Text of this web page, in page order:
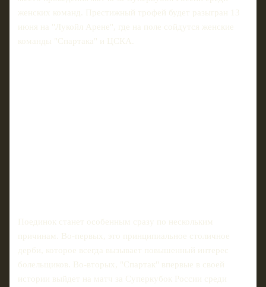
женских команд. Престижный трофей будет разыгран 13
июня на "Лукойл Арене", где на поле сойдутся женские
команды "Спартака" и ЦСКА.
Поединок станет особенным сразу по нескольким
причинам. Во‑первых, это принципиальное столичное
дерби, которое всегда вызывает повышенный интерес
болельщиков. Во‑вторых, "Спартак" впервые в своей
истории выйдет на матч за Суперкубок России среди